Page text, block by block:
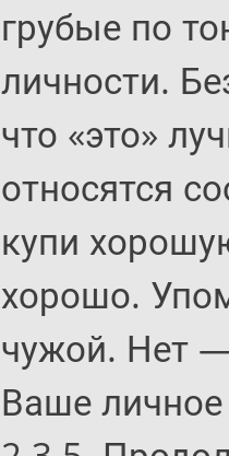
грубые по
личности.
что «это»
относятся
купи
хорошо.
чужой. Нет —
Ваше